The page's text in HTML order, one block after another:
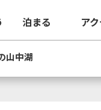
泊まる ア
山中湖